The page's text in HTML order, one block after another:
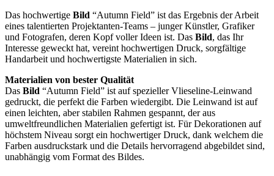
Das hochwertige Bild “Autumn Field” ist das Ergebnis der Arbeit
eines talentierten Projektanten-Teams – junger Künstler, Grafiker
und Fotografen, deren Kopf voller Ideen ist. Das Bild, das Ihr
Interesse geweckt hat, vereint hochwertigen Druck, sorgfältige
Handarbeit und hochwertigste Materialien in sich.
Materialien von bester Qualität
Das Bild “Autumn Field” ist auf spezieller Vlieseline-Leinwand
gedruckt, die perfekt die Farben wiedergibt. Die Leinwand ist auf
einen leichten, aber stabilen Rahmen gespannt, der aus
umweltfreundlichen Materialien gefertigt ist. Für Dekorationen auf
höchstem Niveau sorgt ein hochwertiger Druck, dank welchem die
Farben ausdruckstark und die Details hervorragend abgebildet sind,
unabhängig vom Format des Bildes.